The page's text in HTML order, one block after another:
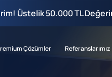
Üstelik 50.000 TL
Çözümler Referanslarımız